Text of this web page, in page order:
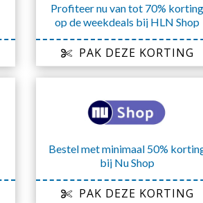
Profiteer nu van tot 70% korting
op de weekdeals bij HLN Shop
PAK DEZE KORTING
Bestel met minimaal 50%
bij Nu Shop
PAK DEZE KORTING